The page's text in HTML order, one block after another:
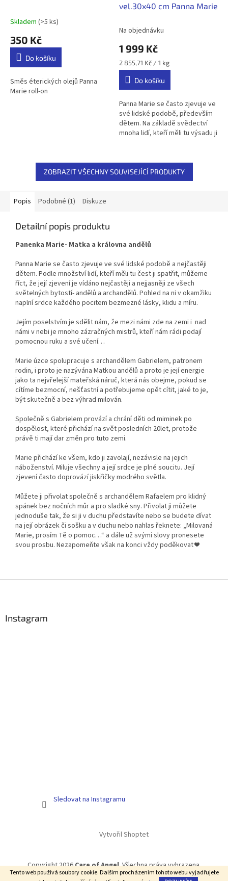
Tento web používá soubory cookie. Dalším procházením tohoto webu vyjadřujete
Průměrné
produktu
5,0
5
hvězdiček.
Skladem (>5 ks)
350 Kč
Do košíku
Směs éterických olejů Panna
Marie roll-on
vel.30x40 cm Panna Marie
Na objednávku
1 999 Kč
Měrná
cena:
2 855,71 Kč / 1 kg
Do košíku
Panna Marie se často zjevuje ve
své lidské podobě, především
dětem. Na základě svědectví
mnoha lidí, kteří měli tu výsadu ji
ZOBRAZIT VŠECHNY SOUVISEJÍCÍ PRODUKTY
Popis Podobné (1) Diskuze
Detailní popis produktu
Panenka Marie- Matka a královna andělů
Panna Marie se často zjevuje ve své lidské podobě a nejčastěji
dětem. Podle množství lidí, kteří měli tu čest ji spatřit, můžeme
říct, že její zjevení je vídáno nejčastěji a nejjasněji ze všech
světelných bytostí- andělů a archandělů. Pohled na ni v okamžiku
naplní srdce každého pocitem bezmezné lásky, klidu a míru.
Jejím poselstvím je sdělit nám, že mezi námi zde na zemi i nad
námi v nebi je mnoho zázračných mistrů, kteří nám rádi podají
pomocnou ruku a své učení…
Marie úzce spolupracuje s archandělem Gabrielem, patronem
rodin, i proto je nazývána Matkou andělů a proto je její energie
jako ta nejvřelejší mateřská náruč, která nás obejme, pokud se
cítíme bezmocní, nešťastní a potřebujeme opět cítit, jaké to je,
být skutečně a bez výhrad milován.
Společně s Gabrielem provází a chrání děti od miminek po
dospělost, které přichází na svět posledních 20let, protože
právě ti mají dar změn pro tuto zemi.
Marie přichází ke všem, kdo ji zavolají, nezávisle na jejich
náboženství. Miluje všechny a její srdce je plné soucitu. Její
zjevení často doprovází jiskřičky modrého světla.
Můžete ji přivolat společně s archandělem Rafaelem pro klidný
spánek bez nočních můr a pro sladké sny. Přivolat ji můžete
jednoduše tak, že si ji v duchu představíte nebo se budete dívat
na její obrázek či sošku a v duchu nebo nahlas řeknete: „Milovaná
Marie, prosím Tě o pomoc…“ a dále už svými slovy pronesete
svou prosbu. Nezapomeňte však na konci vždy poděkovat❤
Instagram
Sledovat na Instagramu
Vytvořil Shoptet
Copyright 2026Care of Angel. Všechna práva vyhrazena.